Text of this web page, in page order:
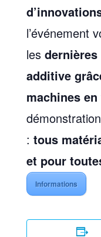
l’événement
les
additive
machines
: tous
et pour
Informations